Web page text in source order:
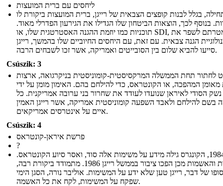
ליחסים עם ברית המועצות
בגלל לבנות קופצים הצבאית של רייגן, ברית המועצות ביקורת לו
בנוסף לכך, הוצאות הביטחון שלו הגדילו את הגירעון הפדרלי מאוד.
תוכניות כמו יוזמת ההגנה האסטרטגית שלו, או SDI, שמטרתם לשפר את
הגנה צבאית. עם זאת, עם היחסים החיוביים שלו בהמשך, רייגן
סייעו להביא שלום בין הסובייטים ואמריקה, אשר זכו לשבחים הרבה.
Csúszik: 3
לחתור תחת הממשלה המרקסיסטית-קומוניסטית בניקרגואה, ארצות
מאומן המהפכה, או הקונטראס, כדי להילחם בהם. האימון מומן על ידי
הסודי לאיראן שנועדו לעודד את שחרור בני ערובה אמריקנית. כל
בשם להילחם ולאבד השפעה קומוניסטית אמריקה, אשר רייגן האמין
איים על אינטרסים אמריקאים.
Csúszik: 4
פרשת איראן-קונטראס
?
בשנת 1984, הקונגרס גילה מידע על משימות אלה סוד, ואסר סיוע הקונטראס.
הפעולות והאשמות מכן הפכו ציבור בממשל רייגן 1986. מתמודד ביקורת רבה,
של דבר, רייגן טען שלא ידע על המשימות. אוליבר נורה, הסגן הימי
שפקח על המשימות, לקח את כל האשמה.